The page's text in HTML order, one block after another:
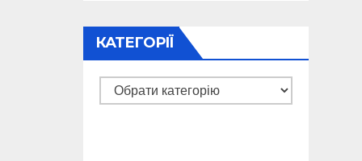
КАТЕГОРІЇ
Категорії